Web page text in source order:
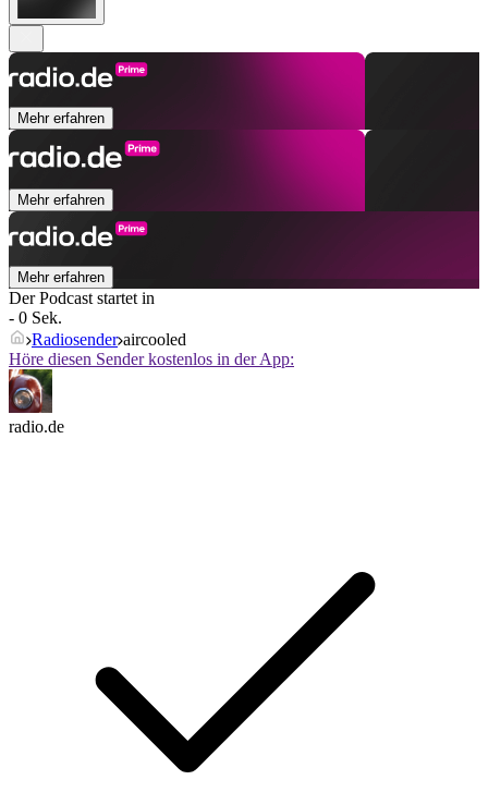
Mehr erfahren
Mehr erfahren
Mehr erfahren
Der Podcast startet in
- 0 Sek.
Radiosender aircooled
Höre diesen Sender kostenlos in der App:
radio.de